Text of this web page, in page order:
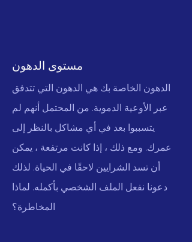
مستوى الدهون
الدهون الخاصة بك هي الدهون التي تتدفق
عبر الأوعية الدموية. من المحتمل أنهم لم
يتسببوا بعد في أي مشاكل بالنظر إلى
عمرك. ومع ذلك ، إذا كانت مرتفعة ، يمكن
أن تسد الشرايين لاحقًا في الحياة. لذلك
دعونا نفعل الملف الشخصي بأكمله. لماذا
المخاطرة؟